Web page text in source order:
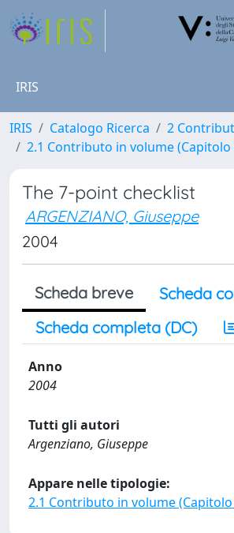
IRIS
IRIS Catalogo Ricerca
2
2.1 Contributo in volume (Capitolo
The 7-point checklist
ARGENZIANO, Giuseppe
2004
Scheda breve
Scheda
Scheda completa (DC)
Anno
2004
Tutti gli autori
Argenziano, Giuseppe
Appare nelle tipologie:
2.1 Contributo in volume